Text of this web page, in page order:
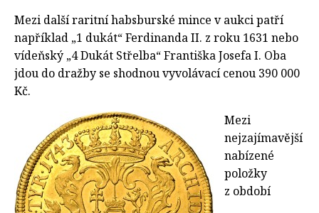
Mezi další raritní habsburské mince v aukci patří
například „1 dukát“ Ferdinanda II. z roku 1631 nebo
vídeňský „4 Dukát Střelba“ Františka Josefa I. Oba
jdou do dražby se shodnou vyvolávací cenou 390 000
Kč.
Mezi
nejzajímavější
nabízené
položky
z období